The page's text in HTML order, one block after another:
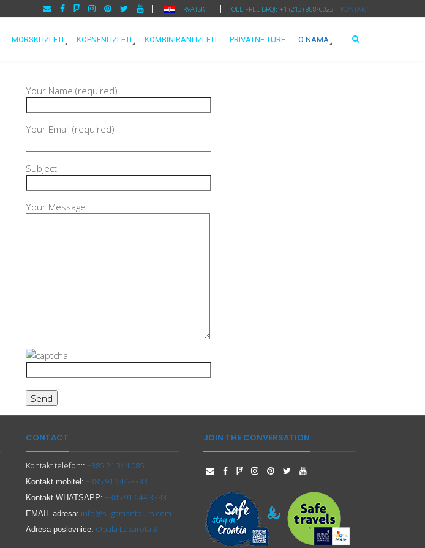
HRVATSKI TOLL FREE BROJ: +1 (213) 808-6022 KONTAKT
MORSKI IZLETI KOPNENI IZLETI KOMBINIRANI IZLETI PRIVATNE TURE O NAMA
Your Name (required)
Your Email (required)
Subject
Your Message
CONTACT
Kontakt telefon:: +385 21 344 085
Kontakt mobitel: +385 91 644-3333
Kontakt WHATSAPP: +385 91 644-3333
EMAIL adresa: info@sugamantours.com
Adresa poslovnice: Obala Lazareta 3
JOIN THE CONVERSATION